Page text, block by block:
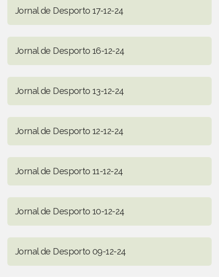
Jornal de Desporto 17-12-24
Jornal de Desporto 16-12-24
Jornal de Desporto 13-12-24
Jornal de Desporto 12-12-24
Jornal de Desporto 11-12-24
Jornal de Desporto 10-12-24
Jornal de Desporto 09-12-24